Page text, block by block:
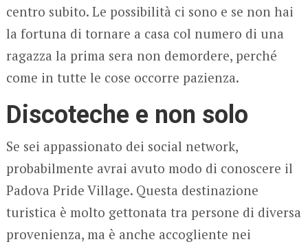
centro subito. Le possibilità ci sono e se non hai
la fortuna di tornare a casa col numero di una
ragazza la prima sera non demordere, perché
come in tutte le cose occorre pazienza.
Discoteche e non solo
Se sei appassionato dei social network,
probabilmente avrai avuto modo di conoscere il
Padova Pride Village. Questa destinazione
turistica è molto gettonata tra persone di diversa
provenienza, ma è anche accogliente nei